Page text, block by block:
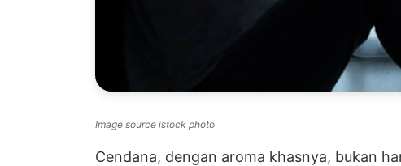
Image source istock photo
Cendana, dengan aroma khasnya, bukan